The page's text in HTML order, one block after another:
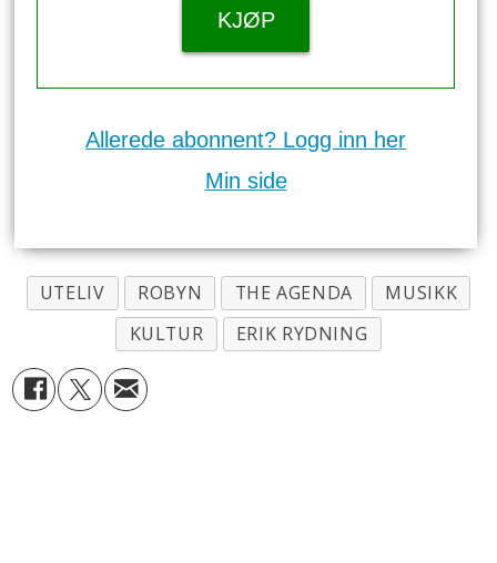
KJØP
Allerede abonnent? Logg inn her
Min side
UTELIV ROBYN THE AGENDA
MUSIKK
KULTUR
ERIK RYDNING